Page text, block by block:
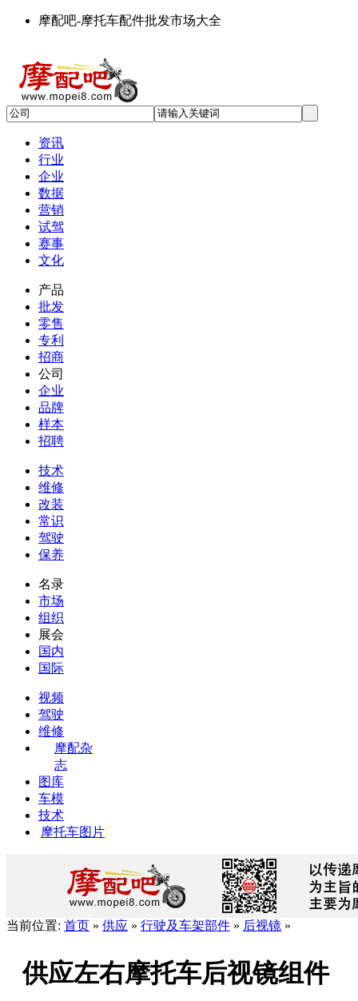
摩配吧-摩托车配件批发市场大全
资讯
行业
企业
数据
营销
试驾
赛事
文化
产品
批发
零售
专利
招商
公司
企业
品牌
样本
招聘
技术
维修
改装
常识
驾驶
保养
名录
市场
组织
展会
国内
国际
视频
驾驶
维修
摩配杂
志
图库
车模
技术
摩托车图片
当前位置: 首页 » 供应 » 行驶及车架部件 » 后视镜 »
供应左右摩托车后视镜组件